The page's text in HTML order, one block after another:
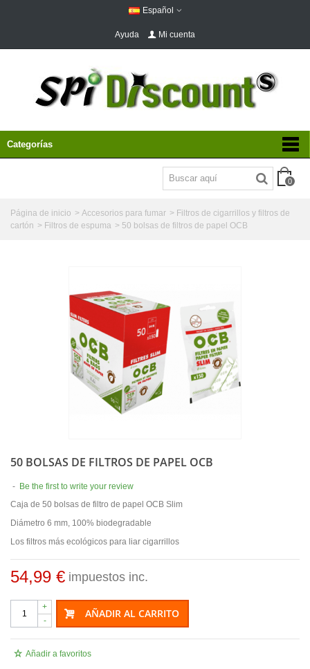
Español
Ayuda Mi cuenta
Categorías
0
Página de inicio > Accesorios para fumar > Filtros de cigarrillos y filtros de
cartón > Filtros de espuma > 50 bolsas de filtros de papel OCB
50 BOLSAS DE FILTROS DE PAPEL OCB
- Be the first to write your review
Caja de 50 bolsas de filtro de papel OCB Slim
Diámetro 6 mm, 100% biodegradable
Los filtros más ecológicos para liar cigarrillos
54,99 € impuestos inc.
-
+ AÑADIR AL CARRITO
Añadir a favoritos